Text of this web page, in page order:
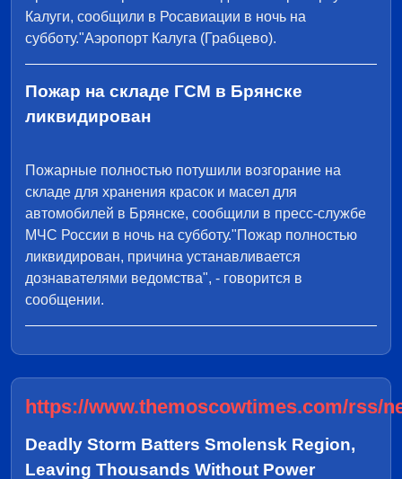
Калуги, сообщили в Росавиации в ночь на
субботу."Аэропорт Калуга (Грабцево).
Пожар на складе ГСМ в Брянске
ликвидирован
Пожарные полностью потушили возгорание на
складе для хранения красок и масел для
автомобилей в Брянске, сообщили в пресс-службе
МЧС России в ночь на субботу."Пожар полностью
ликвидирован, причина устанавливается
дознавателями ведомства", - говорится в
сообщении.
https://www.themoscowtimes.com/rss/
Deadly Storm Batters Smolensk Region,
Leaving Thousands Without Power